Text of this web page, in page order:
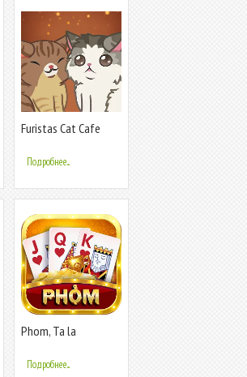
Furistas Cat Cafe
Подробнее...
Phom, Ta la
Подробнее...